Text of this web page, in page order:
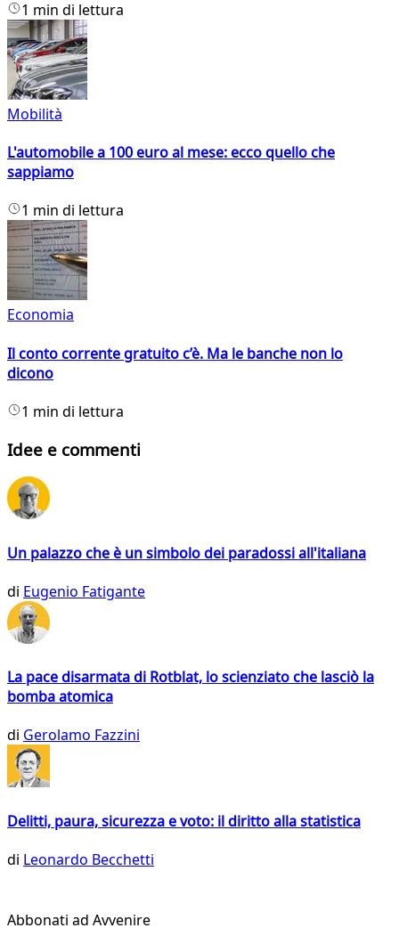
1 min di lettura
Mobilità
L'automobile a 100 euro al mese: ecco quello che
sappiamo
1 min di lettura
Economia
Il conto corrente gratuito c’è. Ma le banche non lo
dicono
1 min di lettura
Idee e commenti
Un palazzo che è un simbolo dei paradossi all'italiana
di Eugenio Fatigante
La pace disarmata di Rotblat, lo scienziato che lasciò la
bomba atomica
di Gerolamo Fazzini
Delitti, paura, sicurezza e voto: il diritto alla statistica
di Leonardo Becchetti
Abbonati ad Avvenire